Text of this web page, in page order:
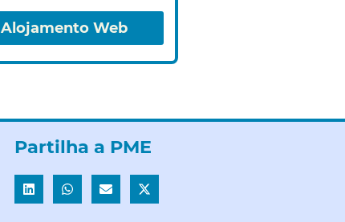
Alojamento Web
Partilha a PME